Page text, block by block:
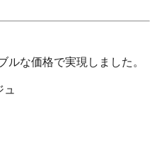
ルな価格で実現しました。